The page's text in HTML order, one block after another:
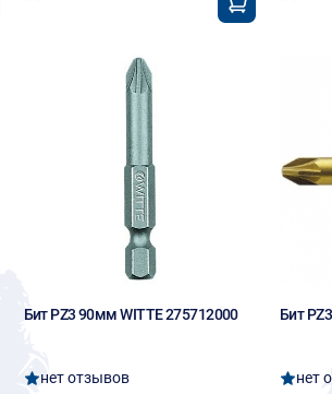
Бит PZ3 90мм WITTE 275712000
нет отзывов
Бит
нет